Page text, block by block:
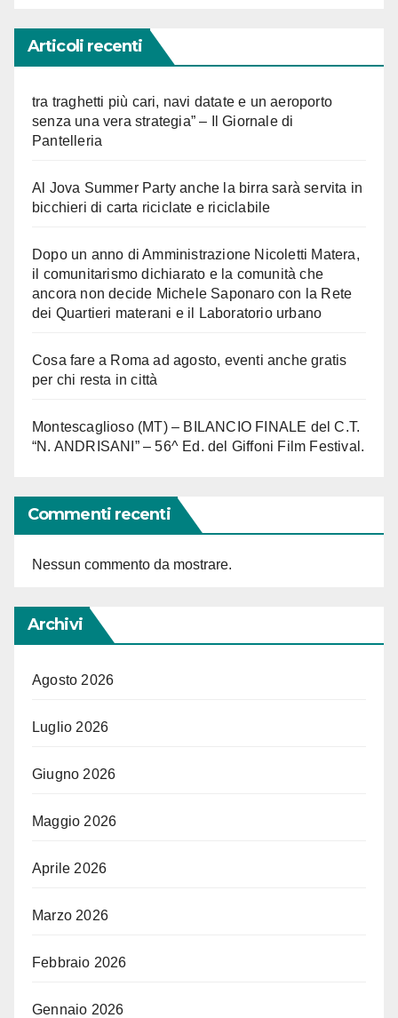
Articoli recenti
tra traghetti più cari, navi datate e un aeroporto
senza una vera strategia” – Il Giornale di
Pantelleria
Al Jova Summer Party anche la birra sarà servita in
bicchieri di carta riciclate e riciclabile
Dopo un anno di Amministrazione Nicoletti Matera,
il comunitarismo dichiarato e la comunità che
ancora non decide Michele Saponaro con la Rete
dei Quartieri materani e il Laboratorio urbano
Cosa fare a Roma ad agosto, eventi anche gratis
per chi resta in città
Montescaglioso (MT) – BILANCIO FINALE del C.T.
“N. ANDRISANI” – 56^ Ed. del Giffoni Film Festival.
Commenti recenti
Nessun commento da mostrare.
Archivi
Agosto 2026
Luglio 2026
Giugno 2026
Maggio 2026
Aprile 2026
Marzo 2026
Febbraio 2026
Gennaio 2026